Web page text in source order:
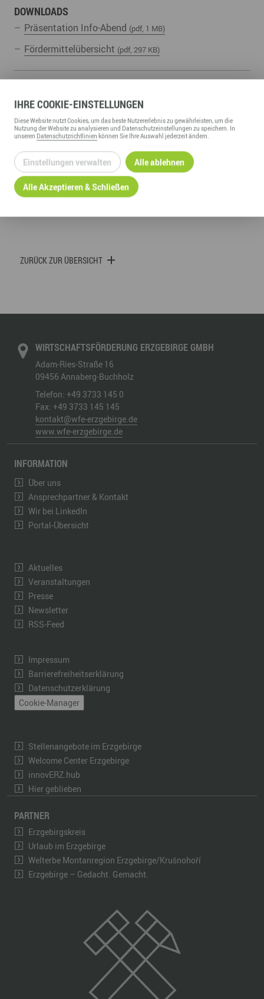
DOWNLOADS
Präsentation Info-Abend (pdf, 1 MB)
Fördermittelübersicht (pdf, 297 KB)
Kompetenzfelder:
Gründung, Förderung & Investition
Fachbereiche:
Wirtschaftsservice
ZURÜCK ZUR ÜBERSICHT
WIRTSCHAFTSFÖRDERUNG ERZGEBIRGE GMBH
Adam-Ries-Straße 16
09456 Annaberg-Buchholz
Telefon: +49 3733 145 0
Fax: +49 3733 145 145
kontakt@wfe-erzgebirge.de
www.wfe-erzgebirge.de
INFORMATION
Über uns
Ansprechpartner & Kontakt
Wir bei LinkedIn
Portal-Übersicht
Aktuelles
Veranstaltungen
Presse
Newsletter
RSS-Feed
Impressum
Barrierefreiheitserklärung
Datenschutzerklärung
Cookie-Manager
Stellenangebote im Erzgebirge
Welcome Center Erzgebirge
innovERZ.hub
Hier geblieben
PARTNER
Erzgebirgskreis
Urlaub im Erzgebirge
Welterbe Montanregion Erzgebirge/Krušnohoří
Erzgebirge – Gedacht. Gemacht.
IHRECOOKIE-EINSTELLUNGEN
DieseWebsitenutzt Cookies, um das beste Nutzererlebnis zu gewährleisten, um die
Nutzung derWebsitezu analysieren und Datenschutzeinstellungen zu speichern. In
unseren Datenschutzrichtlinien können Sie Ihre Auswahl jederzeit ändern.
Einstellungen verwalten Alle ablehnen
Alle Akzeptieren & Schließen